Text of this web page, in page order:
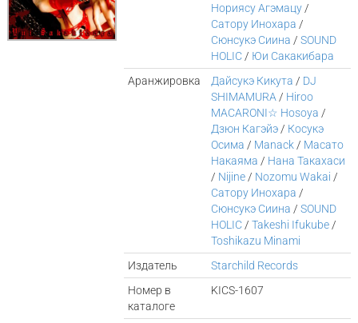
Нориясу Агэмацу /
Сатору Инохара /
Сюнсукэ Сиина /SOUND
HOLIC / Юи Сакакибара
Аранжировка
Дайсукэ Кикута / DJ
SHIMAMURA / Hiroo
MACARONI☆ Hosoya /
Дзюн Кагэйэ / Косукэ
Осима / Manack / Масато
Накаяма / Нана Такахаси
/ Nijine / Nozomu Wakai /
Сатору Инохара /
Сюнсукэ Сиина /SOUND
HOLIC /Takeshi Ifukube /
Toshikazu Minami
Издатель
Starchild Records
Номер в
каталоге
KICS-1607